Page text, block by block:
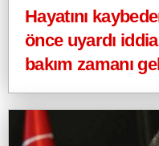
Hayatını
önce uyardı
bakım zamanı